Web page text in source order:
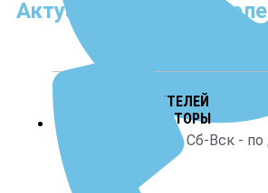
Пнд - Птн с 10-18 Сб-Вск -
МАКЕТЫ ГЛУШИТЕЛЕЙ
И САУНДМОДЕРАТОРЫ
Актуальный номер